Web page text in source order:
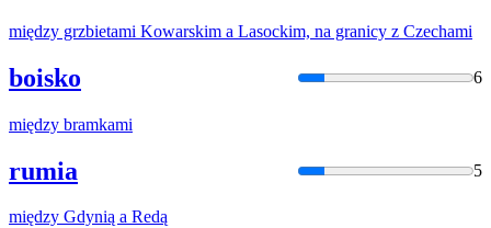
między grzbietami Kowarskim a Lasockim, na granicy z Czechami
boisko 6
między bramkami
rumia 5
między Gdynią a Redą